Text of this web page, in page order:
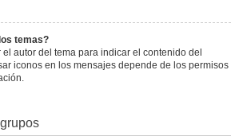
temas?
autor del tema para indicar el contenido del
iconos en los mensajes depende de los permisos